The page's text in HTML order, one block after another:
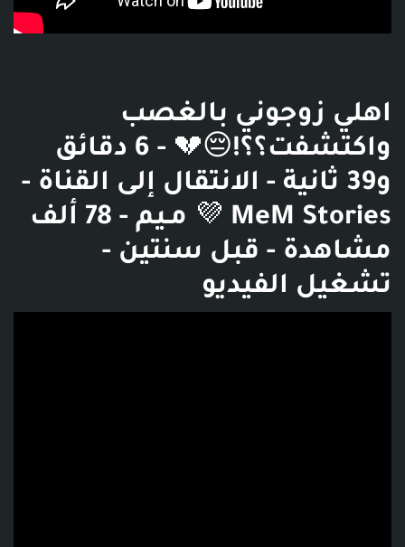
اهلي زوجوني بالغصب
واكتشفت؟؟!😔💔 - 6 دقائق
و39 ثانية - الانتقال إلى القناة -
MeM Stories 💜 مـيم - 78 ألف
مشاهدة - قبل سنتين -
تشغيل الفيديو